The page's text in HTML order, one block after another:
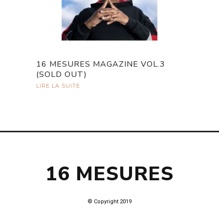
16 MESURES MAGAZINE VOL.3
(SOLD OUT)
LIRE LA SUITE
© Copyright 2019
16 MESURES